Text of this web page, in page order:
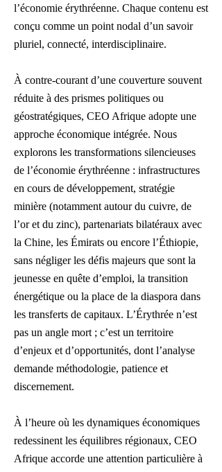
l’économie érythréenne. Chaque contenu est
conçu comme un point nodal d’un savoir
pluriel, connecté, interdisciplinaire.
À contre-courant d’une couverture souvent
réduite à des prismes politiques ou
géostratégiques, CEO Afrique adopte une
approche économique intégrée. Nous
explorons les transformations silencieuses
de l’économie érythréenne : infrastructures
en cours de développement, stratégie
minière (notamment autour du cuivre, de
l’or et du zinc), partenariats bilatéraux avec
la Chine, les Émirats ou encore l’Éthiopie,
sans négliger les défis majeurs que sont la
jeunesse en quête d’emploi, la transition
énergétique ou la place de la diaspora dans
les transferts de capitaux. L’Érythrée n’est
pas un angle mort ; c’est un territoire
d’enjeux et d’opportunités, dont l’analyse
demande méthodologie, patience et
discernement.
À l’heure où les dynamiques économiques
redessinent les équilibres régionaux, CEO
Afrique accorde une attention particulière à